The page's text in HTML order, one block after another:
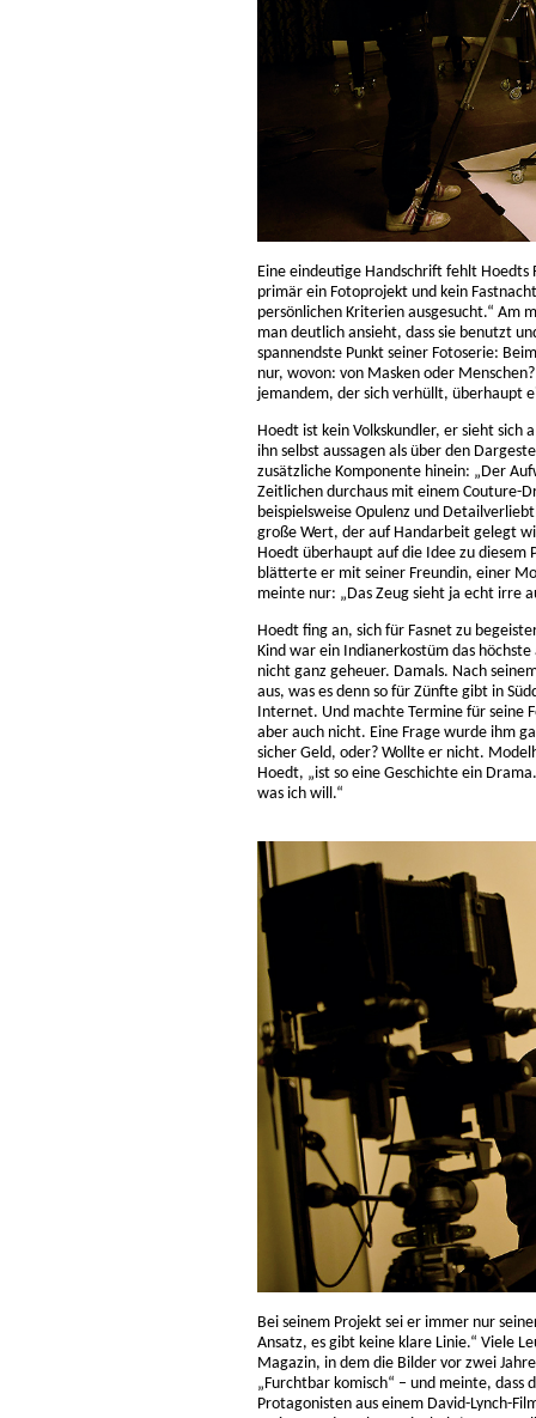
Eine eindeutige Handschrift fehlt Hoedts
primär ein Fotoprojekt und kein
persönlichen Kriterien ausgesucht.“ Am
man deutlich ansieht, dass sie benutzt
spannendste Punkt seiner Fotoserie:
nur, wovon: von Masken oder
jemandem, der sich verhüllt, überhaupt
Hoedt ist kein Volkskundler, er sieht sich
ihn selbst aussagen als über den
zusätzliche Komponente hinein: „Der
Zeitlichen durchaus mit einem Couture-
beispielsweise Opulenz und
große Wert, der auf Handarbeit gelegt
Hoedt überhaupt auf die Idee zu diesem
blätterte er mit seiner Freundin, einer
meinte nur: „Das Zeug sieht ja echt irre
Hoedt fing an, sich für Fasnet zu
Kind war ein Indianerkostüm das
nicht ganz geheuer. Damals. Nach
aus, was es denn so für Zünfte gibt in
Internet. Und machte Termine für seine
aber auch nicht. Eine Frage wurde ihm
sicher Geld, oder? Wollte er nicht.
Hoedt, „ist so eine Geschichte ein
was ich will.“
Bei seinem Projekt sei er immer nur
Ansatz, es gibt keine klare Linie.“ Viele
Magazin, in dem die Bilder vor zwei
„Furchtbar komisch“ – und meinte, dass
Protagonisten aus einem David-Lynch-